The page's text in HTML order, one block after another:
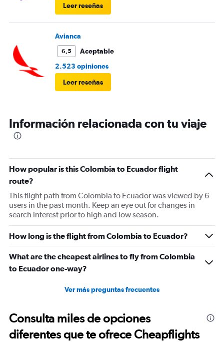
Leer reseñas
Avianca
6,5
Aceptable
2.523 opiniones
Leer reseñas
Información relacionada con tu viaje
How popular is this Colombia to Ecuador flight
route?
This flight path from Colombia to Ecuador was viewed by 6
users in the past month. Keep an eye out for changes in
search interest prior to high and low season.
How long is the flight from Colombia to Ecuador?
What are the cheapest airlines to fly from Colombia
to Ecuador one-way?
Ver más preguntas frecuentes
Consulta miles de opciones
diferentes que te ofrece Cheapflights